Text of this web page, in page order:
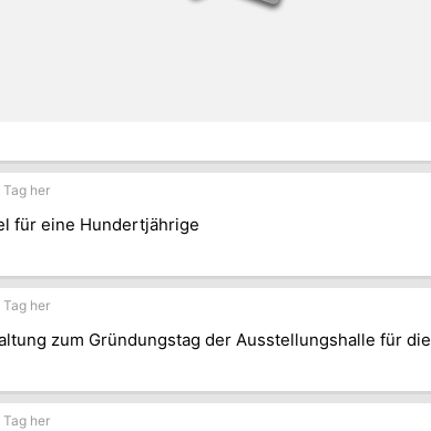
Tag her
für eine Hundertjährige
Tag her
zum Gründungstag der Ausstellungshalle für
Tag her